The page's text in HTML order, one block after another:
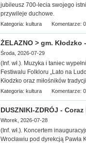
jubileusz 700-lecia swojego
przywileje duchowe.
Kategoria: kultura Komentarze: 0
ŻELAZNO > gm.
Środa, 2026-07-29
(Inf. wł.). Muzyka i taniec
Festiwalu Folkloru „Lato na
Kłodzko oraz miłośników
Kategoria: kultura Komentarze: 0
DUSZNIKI-ZDRÓJ -
Wtorek, 2026-07-28
(Inf. wł.). Koncertem
Wrocławiu pod dyrekcją Pawła